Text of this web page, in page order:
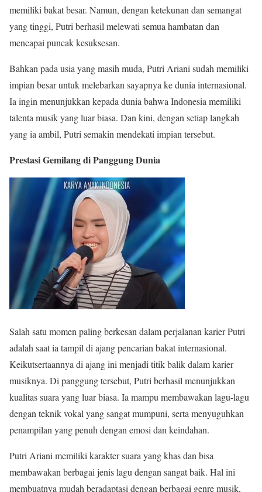
memiliki bakat besar. Namun, dengan ketekunan dan semangat
yang tinggi, Putri berhasil melewati semua hambatan dan
mencapai puncak kesuksesan.
Bahkan pada usia yang masih muda, Putri Ariani sudah memiliki
impian besar untuk melebarkan sayapnya ke dunia internasional.
Ia ingin menunjukkan kepada dunia bahwa Indonesia memiliki
talenta musik yang luar biasa. Dan kini, dengan setiap langkah
yang ia ambil, Putri semakin mendekati impian tersebut.
Prestasi Gemilang di Panggung Dunia
Salah satu momen paling berkesan dalam perjalanan karier Putri
adalah saat ia tampil di ajang pencarian bakat internasional.
Keikutsertaannya di ajang ini menjadi titik balik dalam karier
musiknya. Di panggung tersebut, Putri berhasil menunjukkan
kualitas suara yang luar biasa. Ia mampu membawakan lagu-lagu
dengan teknik vokal yang sangat mumpuni, serta menyuguhkan
penampilan yang penuh dengan emosi dan keindahan.
Putri Ariani memiliki karakter suara yang khas dan bisa
membawakan berbagai jenis lagu dengan sangat baik. Hal ini
membuatnya mudah beradaptasi dengan berbagai genre musik,